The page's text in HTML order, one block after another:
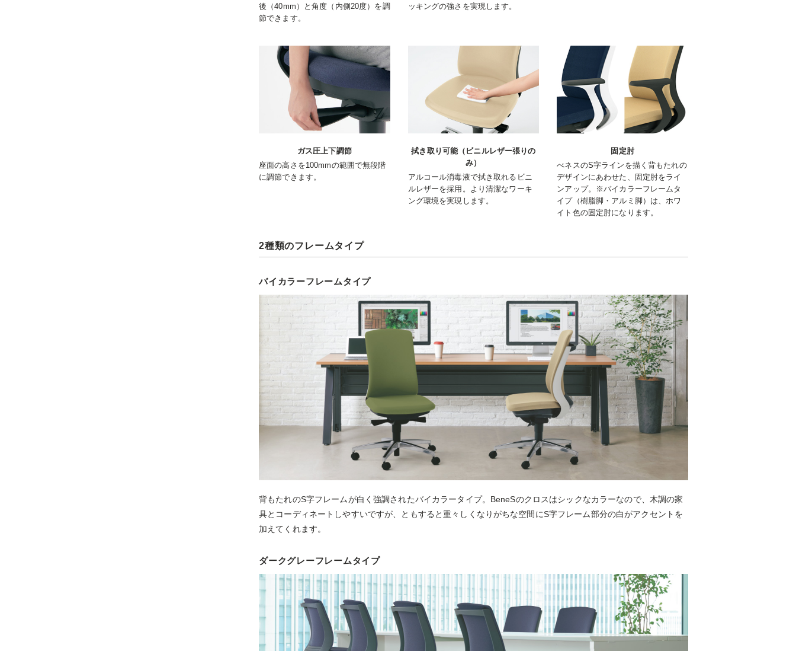
後（40mm）と角度（内側20度）を調
節できます。
ッキングの強さを実現します。
ガス圧上下調節
座面の高さを100mmの範囲で無段階
に調節できます。
拭き取り可能（ビニルレザー張りの
み）
アルコール消毒液で拭き取れるビニ
ルレザーを採用。より清潔なワーキ
ング環境を実現します。
固定肘
べネスのS字ラインを描く背もたれの
デザインにあわせた、固定肘をライ
ンアップ。※バイカラーフレームタ
イプ（樹脂脚・アルミ脚）は、ホワ
イト色の固定肘になります。
2種類のフレームタイプ
バイカラーフレームタイプ
背もたれのS字フレームが白く強調されたバイカラータイプ。BeneSのクロスはシックなカラーなので、木調の家
具とコーディネートしやすいですが、ともすると重々しくなりがちな空間にS字フレーム部分の白がアクセントを
加えてくれます。
ダークグレーフレームタイプ